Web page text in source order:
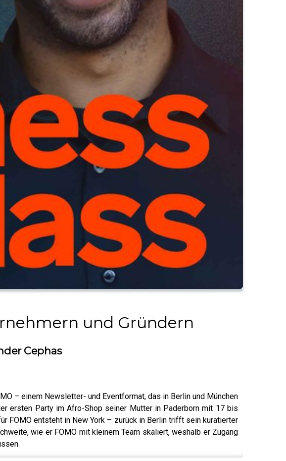
und Gründern
Cephas
– einem Newsletter- und Eventformat, das in Berlin und München
ersten Party im Afro-Shop seiner Mutter in Paderborn mit 17 bis
FOMO entsteht in New York – zurück in Berlin trifft sein kuratierter
wie er FOMO mit kleinem Team skaliert, weshalb er Zugang